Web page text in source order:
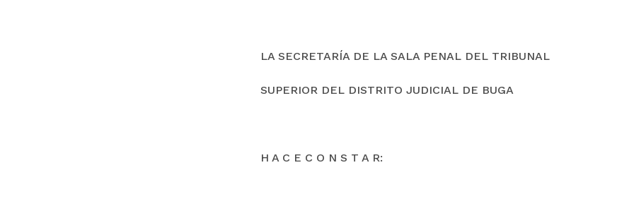
LA SECRETARÍA DE LA SALA PENAL DEL TRIBUNAL
SUPERIOR DEL DISTRITO JUDICIAL DE BUGA
H A C E C O N S T A R: